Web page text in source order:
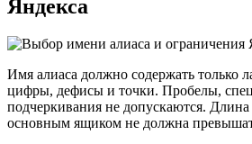
Яндекса
Имя алиаса должно содержать только
цифры, дефисы и точки. Пробелы,
подчеркивания не допускаются. Длина
основным ящиком не должна